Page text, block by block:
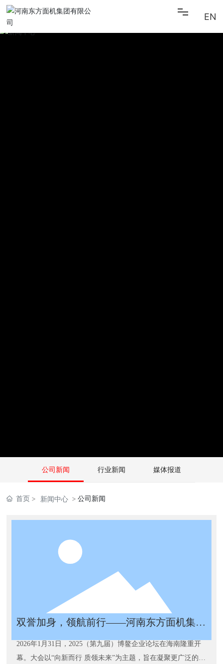
EN
公司新闻 行业新闻 媒体报道
首页 新闻中心 公司新闻
双誉加身，领航前行——河南东方面机集团
业和行业领军女性奖项
2026年1月31日，2025（第九届）博鳌企业论坛在海南隆重开
幕。大会以“向新而行 质领未来”为主题，旨在凝聚更广泛的社